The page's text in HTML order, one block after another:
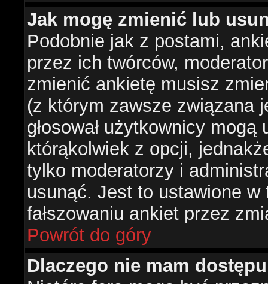
Jak mogę zmienić lub
Podobnie jak z postami,
przez ich twórców,
zmienić ankietę musisz
(z którym zawsze związana
głosował użytkownicy
którąkolwiek z opcji,
tylko moderatorzy i
usunąć. Jest to ustawione
fałszowaniu ankiet przez
Powrót do góry
Dlaczego nie mam